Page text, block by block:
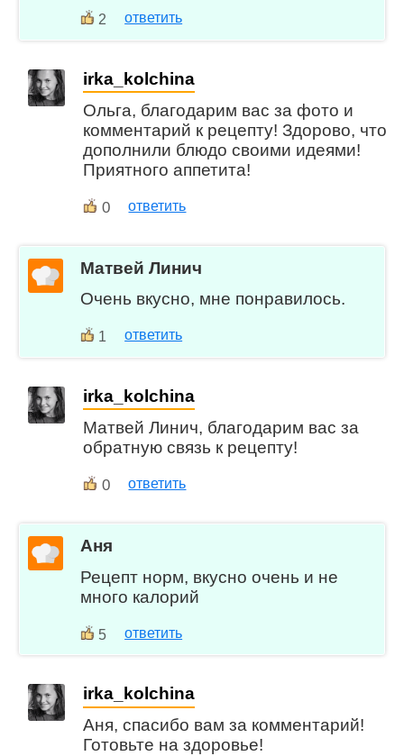
2 ответить
irka_kolchina
Ольга, благодарим вас за фото и
комментарий к рецепту! Здорово, что
дополнили блюдо своими идеями!
Приятного аппетита!
0 ответить
Матвей Линич
Очень вкусно, мне понравилось.
1 ответить
irka_kolchina
Матвей Линич, благодарим вас за
обратную связь к рецепту!
0 ответить
Аня
Рецепт норм, вкусно очень и не
много калорий
5 ответить
irka_kolchina
Аня, спасибо вам за комментарий!
Готовьте на здоровье!